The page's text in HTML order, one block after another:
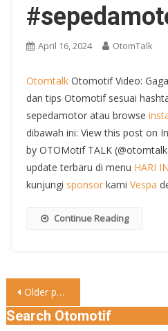
April 16, 2024 OtomTalk
OtomtalkOtomotif Video:
dan tips Otomotif sesuai
sepedamotor atau browse
dibawah ini: View this post on
by OTOMotif TALK
update terbaru di menu HARI
kunjungi sponsorkami Vespa
Continue Reading
Posts
navigation
Older posts
Search Otomotif